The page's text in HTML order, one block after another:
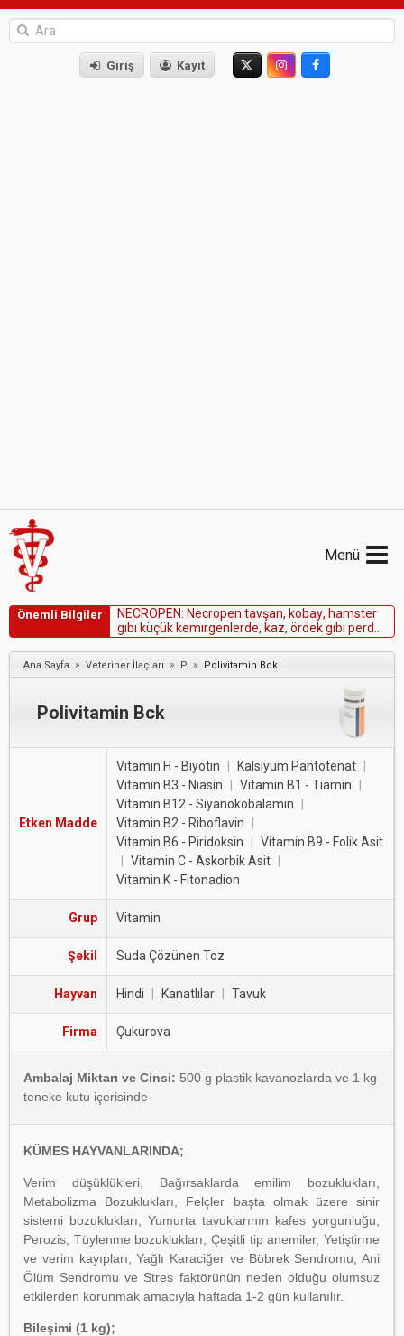
Giriş Kayıt
Menü
Önemli Bilgiler N ECROPEN: Necropen tavşan, kobay, hamster
gıbı küçük kemırgen erde, kaz, ördekgıbı perd
ayaklılardaveerginatlardakontrendıkedır.
Ana Sayfa » Veteriner İlaçları » P » Polivitamin Bck
Polivitamin Bck
Etken Madde
Vitamin H - Biyotin Kalsiyum Pantotenat
Vitamin B3 - Niasin
Vitamin B1 - Tiamin
Vitamin B12 - Siyanokobalamin
Vitamin B2 - Riboflavin
Vitamin B6 - Piridoksin
Vitamin B9 - Folik Asit
Vitamin C - Askorbik Asit
Vitamin K - Fitonadion
Grup Vitamin
Şekil Suda Çözünen Toz
Hayvan Hindi Kanatlılar Tavuk
Firma Çukurova
Ambalaj Miktarı ve Cinsi: 500 g plastik kavanozlarda ve 1 kg
teneke kutu içerisinde
KÜMES HAYVANLARINDA;
Verim düşüklükleri, Bağırsaklarda emilim bozuklukları,
Metabolizma Bozuklukları, Felçler başta olmak üzere sinir
sistemi bozuklukları, Yumurta tavuklarının kafes yorgunluğu,
Perozis, Tüylenme bozuklukları, Çeşitli tip anemiler, Yetiştirme
ve verim kayıpları, Yağlı Karaciğer ve Böbrek Sendromu, Ani
Ölüm Sendromu ve Stres faktörünün neden olduğu olumsuz
etkilerden korunmak amacıyla haftada 1-2 gün kullanılır.
Bileşimi (1 kg);